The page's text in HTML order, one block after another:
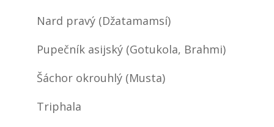
Nard pravý (Džatamamsí)
Pupečník asijský (Gotukola, Brahmi)
Šáchor okrouhlý (Musta)
Triphala